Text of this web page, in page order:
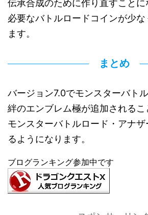
伝承合成のために作り直すことに
必要なバトルロードコインが少な
ます。
まとめ
バージョン7.0でモンスターバト
絆のエンブレム極が追加されるこ
モンスターバトルロード・アナザ
るようになります。
ブログランキング参加中です